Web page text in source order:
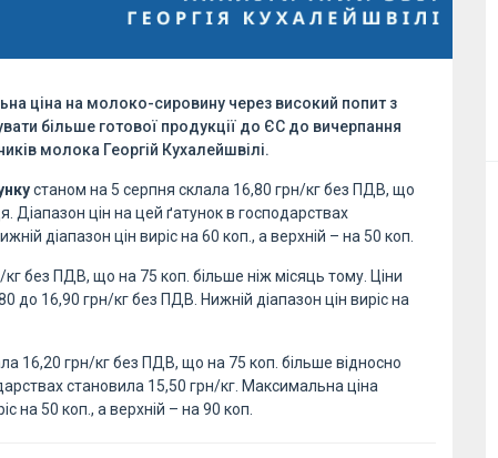
ціна на молоко-сировину через високий попит з
більше готової продукції до ЄС до вичерпання
молока Георгій Кухалейшвілі.
станом на 5 серпня склала 16,80 грн/кг без ПДВ, що
Діапазон цін на цей ґатунок в господарствах
діапазон цін виріс на 60 коп., а верхній – на 50 коп.
без ПДВ, що на 75 коп. більше ніж місяць тому. Ціни
до 16,90 грн/кг без ПДВ. Нижній діапазон цін виріс на
16,20 грн/кг без ПДВ, що на 75 коп. більше відносно
становила 15,50 грн/кг. Максимальна ціна
на 50 коп., а верхній – на 90 коп.